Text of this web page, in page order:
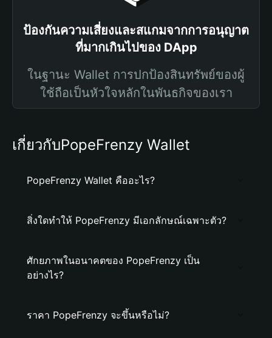
ป้องกันความเสี่ยงและสแกมจากการอนุญาต
ที่มากเกินไปของ DApp
ในฐานะ Wallet การปกป้องสินทรัพย์ของผู้
ใช้ถือเป็นหัวใจหลักในพันธกิจของเรา
เกี่ยวกับPopeFrenzy Wallet
PopeFrenzy Wallet คืออะไร?
สิ่งใดทำให้ PopeFrenzy มีเอกลักษณ์เฉพาะตัว?
ศักยภาพในอนาคตของ PopeFrenzy เป็น
อย่างไร?
ราคา PopeFrenzy จะขึ้นหรือไม่?